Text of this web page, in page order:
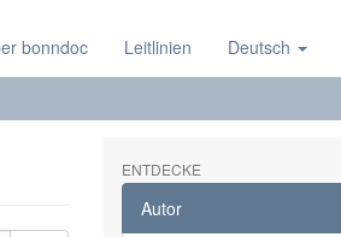
bonndoc Leitlinien Deutsch
ENTDECKE
Autor